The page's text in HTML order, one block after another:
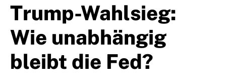
Trump-Wahlsieg:
Wie unabhängig
bleibt die Fed?